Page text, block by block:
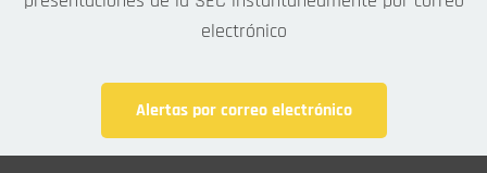
electrónico
Alertas por correo electrónico